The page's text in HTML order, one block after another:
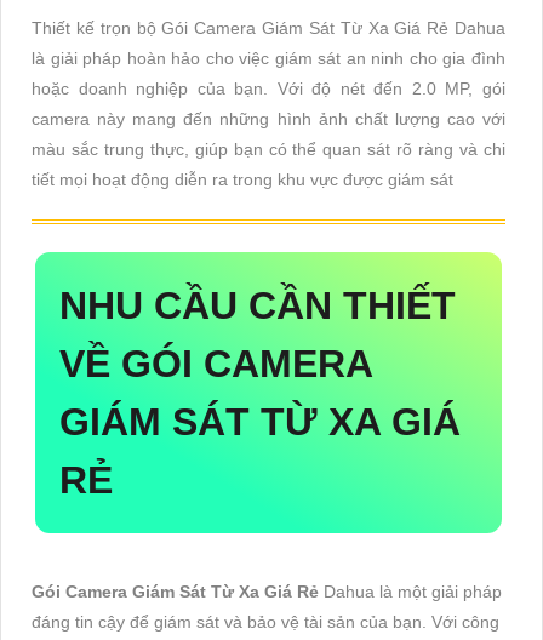
Thiết kế trọn bộ Gói Camera Giám Sát Từ Xa Giá Rẻ Dahua
là giải pháp hoàn hảo cho việc giám sát an ninh cho gia đình
hoặc doanh nghiệp của bạn. Với độ nét đến 2.0 MP, gói
camera này mang đến những hình ảnh chất lượng cao với
màu sắc trung thực, giúp bạn có thể quan sát rõ ràng và chi
tiết mọi hoạt động diễn ra trong khu vực được giám sát
NHU CẦU CẦN THIẾT
VỀ GÓI CAMERA
GIÁM SÁT TỪ XA GIÁ
RẺ
Gói Camera Giám Sát Từ Xa Giá Rẻ Dahua là một giải pháp
đáng tin cậy để giám sát và bảo vệ tài sản của bạn. Với công